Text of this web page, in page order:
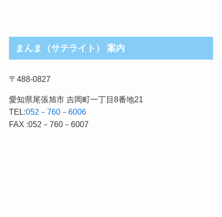
まんま（サテライト） 案内
〒488-0827
愛知県尾張旭市 吉岡町一丁目8番地21
TEL:052－760－6006
FAX :052－760－6007